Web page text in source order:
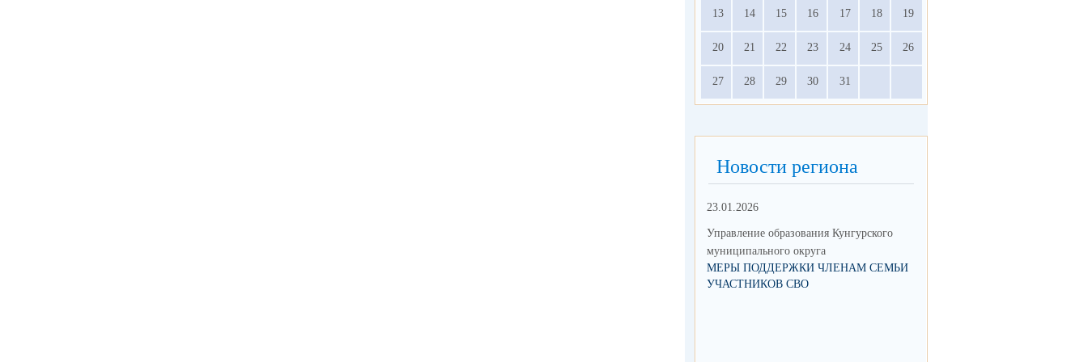
13 14 15 16 17 18 19
20 21 22 23 24 25 26
27 28 29 30 31
Новости региона
23.01.2026
Управление образования Кунгурского
муниципального округа
МЕРЫ ПОДДЕРЖКИ ЧЛЕНАМ СЕМЬИ
УЧАСТНИКОВ СВО